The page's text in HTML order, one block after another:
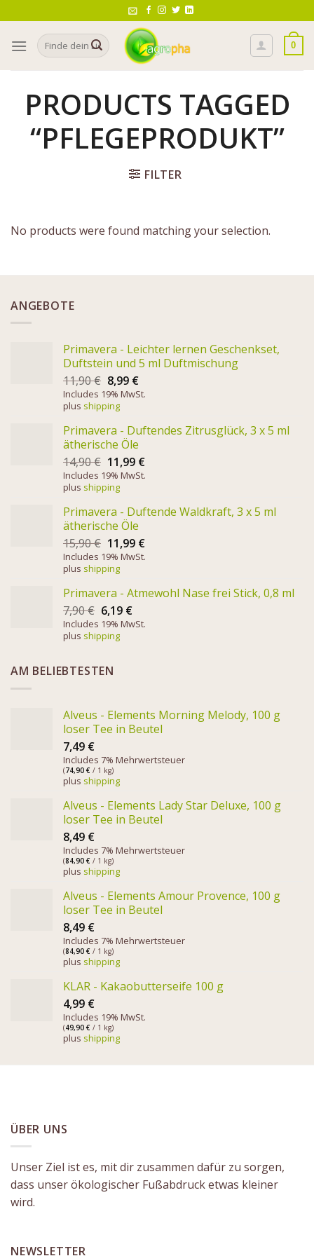
to
contentSearch
for:
0
PRODUCTS TAGGED
“PFLEGEPRODUKT”
FILTER
No products were found matching your selection.
ANGEBOTE
Primavera - Leichter lernen Geschenkset,
Duftstein und 5 ml Duftmischung
11,90€ 8,99 €
Includes 19% MwSt.
plus shipping
Primavera - Duftendes Zitrusglück, 3 x 5 ml
ätherische Öle
14,90€ 11,99 €
Includes 19% MwSt.
plus shipping
Primavera - Duftende Waldkraft, 3 x 5 ml
ätherische Öle
15,90€ 11,99 €
Includes 19% MwSt.
plus shipping
Primavera - Atmewohl Nase frei Stick, 0,8 ml
7,90€ 6,19 €
Includes 19% MwSt.
plus shipping
AM BELIEBTESTEN
Alveus - Elements Morning Melody, 100 g
loser Tee in Beutel
7,49 €
Includes 7% Mehrwertsteuer
(74,90 € / 1 kg)
plus shipping
Alveus - Elements Lady Star Deluxe, 100 g
loser Tee in Beutel
8,49 €
Includes 7% Mehrwertsteuer
(84,90 € / 1 kg)
plus shipping
Alveus - Elements Amour Provence, 100 g
loser Tee in Beutel
8,49 €
Includes 7% Mehrwertsteuer
(84,90 € / 1 kg)
plus shipping
KLAR - Kakaobutterseife 100 g
4,99 €
Includes 19% MwSt.
(49,90 € / 1 kg)
plus shipping
ÜBER UNS
Unser Ziel ist es, mit dir zusammen dafür zu sorgen,
dass unser ökologischer Fußabdruck etwas kleiner
wird.
NEWSLETTER